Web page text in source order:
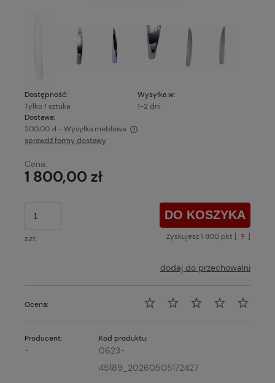
Dostępność:
Tylko 1 sztuka
Wysyłka w:
1-2 dni
Dostawa:
200,00 zł - Wysyłka meblowa
Cena nie zawiera ewentualnych kosztów płatności
sprawdź formy dostawy
Cena:
1 800,00 zł
szt.
DO KOSZYKA
Zyskujesz 1 800 pkt [ ? ]
dodaj do przechowalni
Ocena:
Producent:
-
Kod produktu:
0623-
45189_20260505172427